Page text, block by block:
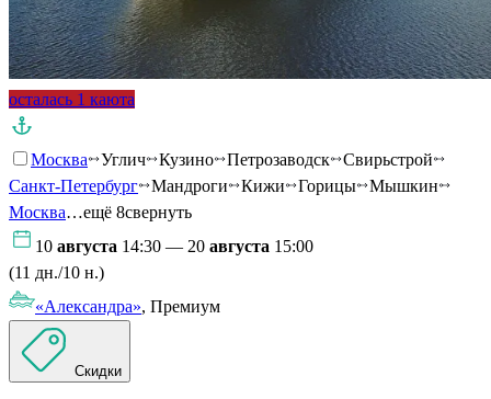
осталась 1 каюта
Москва Углич Кузино Петрозаводск
Свирьстрой
Санкт-Петербург
Мандроги Кижи Горицы
Мышкин
Москва…ещё 8свернуть
10 августа 14:30 — 20 августа 15:00
(11 дн./10 н.)
«Александра», Премиум
Скидки